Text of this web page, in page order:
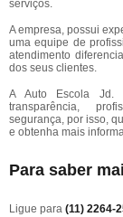
serviços.
A empresa, possui
uma equipe de
atendimento
dos seus clientes.
A Auto Escola Jd.
transparência,
segurança, por isso,
e obtenha mais
Para saber
Ligue para (11) 2264-